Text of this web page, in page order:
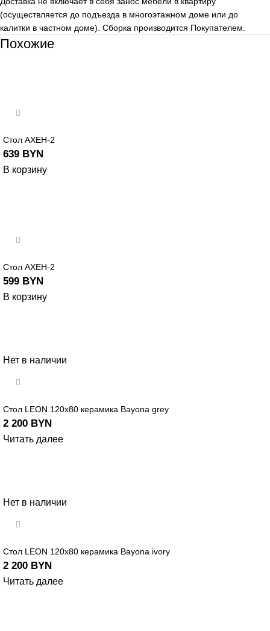
(осуществляется до подъезда в многоэтажном доме или до
калитки в частном доме). Сборка производится Покупателем.
Похожие
Стол АХЕН-2
639 BYN
В корзину
Стол АХЕН-2
599 BYN
В корзину
Нет в наличии
Стол LEON 120х80 керамика Bayona grey
2 200 BYN
Читать далее
Нет в наличии
Стол LEON 120х80 керамика Bayona ivory
2 200 BYN
Читать далее